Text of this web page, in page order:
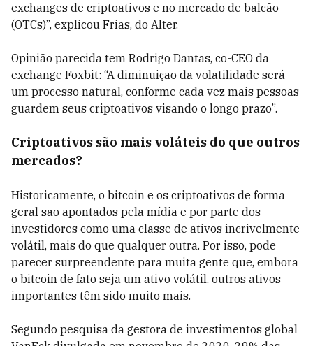
exchanges de criptoativos e no mercado de balcão
(OTCs)”, explicou Frias, do Alter.
Opinião parecida tem Rodrigo Dantas, co-CEO da
exchange Foxbit: “A diminuição da volatilidade será
um processo natural, conforme cada vez mais pessoas
guardem seus criptoativos visando o longo prazo”.
Criptoativos são mais voláteis do que outros
mercados?
Historicamente, o bitcoin e os criptoativos de forma
geral são apontados pela mídia e por parte dos
investidores como uma classe de ativos incrivelmente
volátil, mais do que qualquer outra. Por isso, pode
parecer surpreendente para muita gente que, embora
o bitcoin de fato seja um ativo volátil, outros ativos
importantes têm sido muito mais.
Segundo pesquisa da gestora de investimentos global